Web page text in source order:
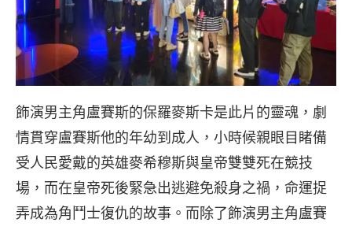
飾演男主角盧賽斯的保羅麥斯卡是此片的靈魂，劇
情貫穿盧賽斯他的年幼到成人，小時候親眼目睹備
受人民愛戴的英雄麥希穆斯與皇帝雙雙死在競技
場，而在皇帝死後緊急出逃避免殺身之禍，命運捉
弄成為角鬥士復仇的故事。而除了飾演男主角盧賽